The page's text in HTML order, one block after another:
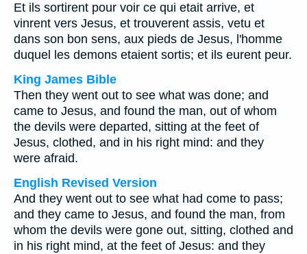
Et ils sortirent pour voir ce qui etait arrive, et
vinrent vers Jesus, et trouverent assis, vetu et
dans son bon sens, aux pieds de Jesus, l'homme
duquel les demons etaient sortis; et ils eurent peur.
King James Bible
Then they went out to see what was done; and
came to Jesus, and found the man, out of whom
the devils were departed, sitting at the feet of
Jesus, clothed, and in his right mind: and they
were afraid.
English Revised Version
And they went out to see what had come to pass;
and they came to Jesus, and found the man, from
whom the devils were gone out, sitting, clothed and
in his right mind, at the feet of Jesus: and they